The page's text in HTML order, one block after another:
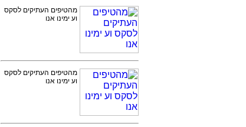
מהטיפים העתיקים לסקס
וע ימינו אנו
מהטיפים העתיקים לסקס
וע ימינו אנו